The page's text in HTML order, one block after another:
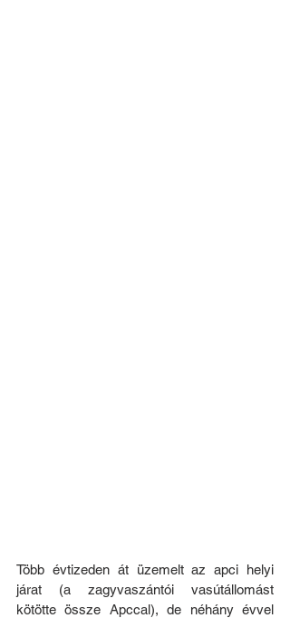
Több évtizeden át üzemelt az apci helyi
járat (a zagyvaszántói vasútállomást
kötötte össze Apccal), de néhány évvel